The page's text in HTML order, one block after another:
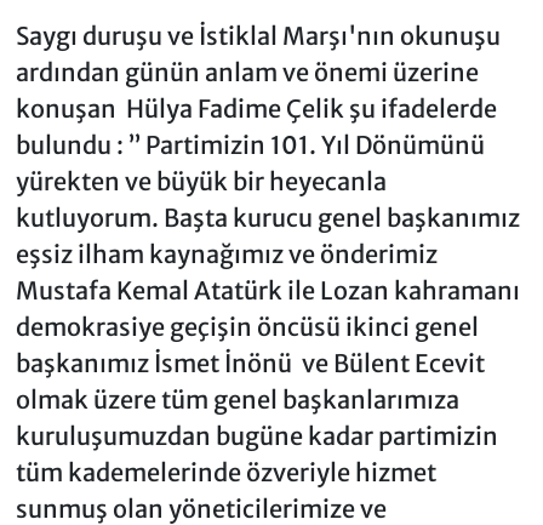
Saygı duruşu ve İstiklal Marşı'nın okunuşu
ardından günün anlam ve önemi üzerine
konuşan Hülya Fadime Çelik şu ifadelerde
bulundu : ’’ Partimizin 101. Yıl Dönümünü
yürekten ve büyük bir heyecanla
kutluyorum. Başta kurucu genel başkanımız
eşsiz ilham kaynağımız ve önderimiz
Mustafa Kemal Atatürk ile Lozan kahramanı
demokrasiye geçişin öncüsü ikinci genel
başkanımız İsmet İnönü ve Bülent Ecevit
olmak üzere tüm genel başkanlarımıza
kuruluşumuzdan bugüne kadar partimizin
tüm kademelerinde özveriyle hizmet
sunmuş olan yöneticilerimize ve